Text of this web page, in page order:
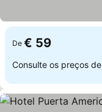
De € 59
Consulte os preços de